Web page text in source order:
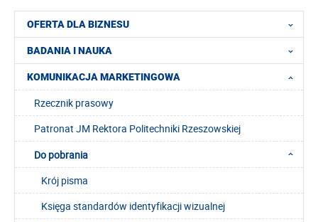
OFERTA DLA BIZNESU
BADANIA I NAUKA
KOMUNIKACJA MARKETINGOWA
Rzecznik prasowy
Patronat JM Rektora Politechniki Rzeszowskiej
Do pobrania
Krój pisma
Księga standardów identyfikacji wizualnej